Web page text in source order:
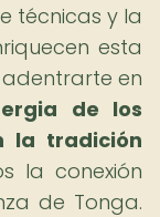
técnicas y la
esta
en
de los
la tradición
la conexión
de Tonga.